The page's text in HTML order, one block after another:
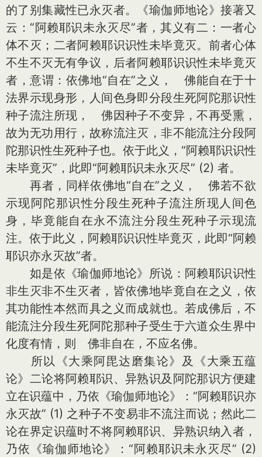
的了别集藏性已永灭者。《瑜伽师地论》接著又
云：“阿赖耶识未永灭尽”者，其义有二：一者心
体不灭；二者阿赖耶识识性未毕竟灭。前者心体
不生不灭无有争议，后者阿赖耶识识性未毕竟灭
者，意谓：依佛地“自在”之义， 佛能自在于十
法界示现身形，人间色身即分段生死阿陀那识性
种子流注所现， 佛因种子不变异，不再受熏，
故为无功用行，故称流注灭，非不能流注分段阿
陀那识性生死种子也。依于此义，“阿赖耶识识性
未毕竟灭”，此即“阿赖耶识未永灭尽” (2) 者。
再者，同样依佛地“自在”之义， 佛若不欲
示现阿陀那识性分段生死种子流注所现人间色
身，毕竟能自在永不流注分段生死种子示现流
注。依于此义，阿赖耶识识性毕竟灭，此即“阿赖
耶识亦永灭故”者。
如是依《瑜伽师地论》所说：阿赖耶识识性
非生灭非不生灭者，皆依佛地毕竟自在之义，依
其功能性本然而具之义而成就也。若成佛后，不
能流注分段生死阿陀那种子受生于六道众生界中
化度有情，则 佛非自在，不应名佛。
所以《大乘阿毘达磨集论》及《大乘五蕴
论》二论将阿赖耶识、异熟识及阿陀那识方便建
立在识蕴中，乃依《瑜伽师地论》：“阿赖耶识亦
永灭故” (1) 之种子不变易非不流注而说；然此二
论在界定识蕴时不将阿赖耶识、异熟识纳入者，
乃依《瑜伽师地论》：“阿赖耶识未永灭尽” (2)